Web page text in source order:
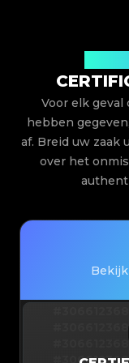
Voor elk
hebben
af. Breid uw zaak
over het